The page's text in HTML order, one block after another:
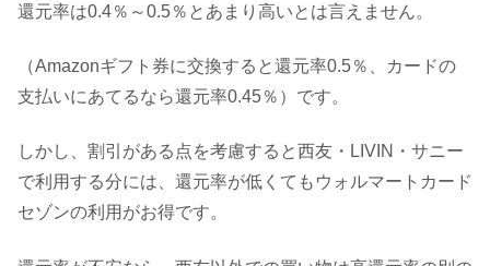
還元率は0.4％～0.5％とあまり高いとは言えません。
（Amazonギフト券に交換すると還元率0.5％、カードの
支払いにあてるなら還元率0.45％）です。
しかし、割引がある点を考慮すると西友・LIVIN・サニー
で利用する分には、還元率が低くてもウォルマートカード
セゾンの利用がお得です。